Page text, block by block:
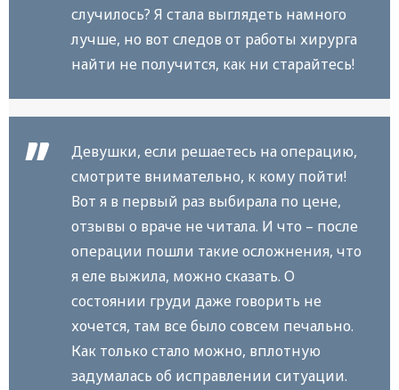
случилось? Я стала выглядеть намного
лучше, но вот следов от работы хирурга
найти не получится, как ни старайтесь!
Девушки, если решаетесь на операцию,
смотрите внимательно, к кому пойти!
Вот я в первый раз выбирала по цене,
отзывы о враче не читала. И что – после
операции пошли такие осложнения, что
я еле выжила, можно сказать. О
состоянии груди даже говорить не
хочется, там все было совсем печально.
Как только стало можно, вплотную
задумалась об исправлении ситуации.